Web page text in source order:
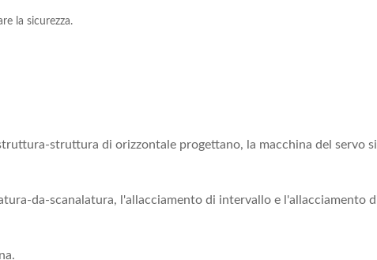
la sicurezza.
struttura di orizzontale progettano, la macchina del servo
da-scanalatura, l'allacciamento di intervallo e l'allacciamento